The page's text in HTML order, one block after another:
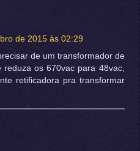
de 2015 às 02:29
de um transformador de
reduza os 670vac para 48vac,
retificadora pra transformar